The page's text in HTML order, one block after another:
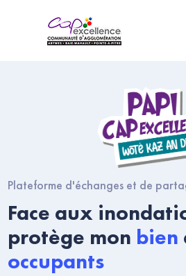
Plateforme d'échanges et de
Face aux
protège mon bien
occupants